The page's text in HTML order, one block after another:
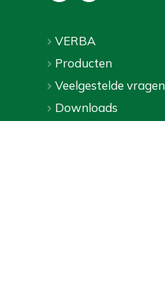
VERBA
Producten
Veelgestelde vragen
Downloads